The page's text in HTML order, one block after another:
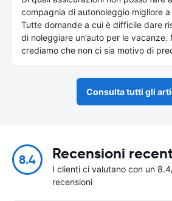
compagnia di autonoleggio migliore
Tutte domande a cui è difficile dare
di noleggiare un’auto per le vacanze.
crediamo che non ci sia motivo di
Consulta tutti gli
8.4 Recensioni
I clienti ci valutano con un
recensioni